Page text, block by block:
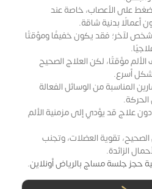
على الأعصاب، خاصة عند
أعمالًا بدنية شاقة.
لآخر؛ فقد يكون خفيفًا ومؤقتًا
مؤقتًا، لكن العلاج الصحيح
أسرع.
المناسبة من الوسائل الفعالة
دون علاج قد يؤدي إلى مزمنية الألم
تقوية العضلات، وتجنب
الزائدة.
حجز جلسة مساج بالرياض أونلاين.